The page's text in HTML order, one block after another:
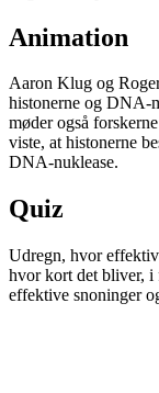
Animation
Aaron Klug og
histonerne og DNA-
møder også
viste, at histonerne
DNA-nuklease.
Quiz
Udregn, hvor
hvor kort det bliver,
effektive snoninger